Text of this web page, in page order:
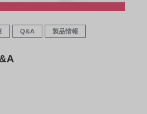
Q&A 製品情報